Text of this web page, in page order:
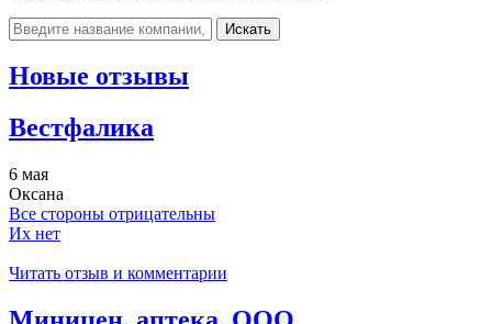
Искать
Новые отзывы
Вестфалика
6 мая
Оксана
Все стороны отрицательны
Их нет
Читать отзыв и комментарии